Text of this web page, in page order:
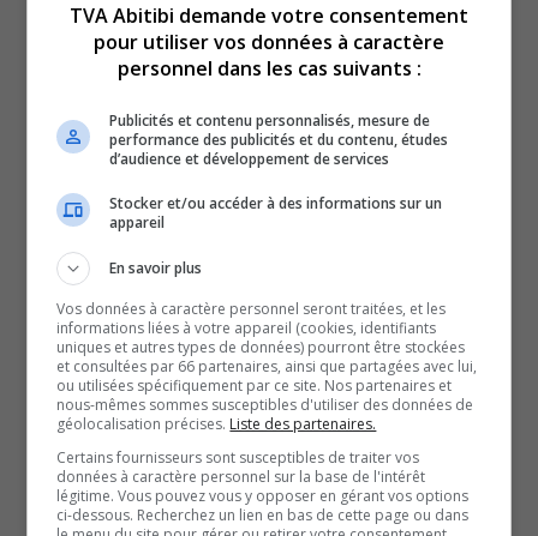
répondre aux exigences réglementaires des CPE et ainsi
être accréditées, explique Jocelyn Lévesque, le directeur
général de la SADC de Rouyn-Noranda.
Ces 48 625 dollars venant d’acteurs du milieu aideront
les familles de Rouyn-Noranda à trouver des places en
maire de la municipalité, Gilles Chapadeau.
Ce fonds vise aussi à pallier la fin, dans deux ans, du
Programme de l’expérience québécoise, le PEQ, qui
risque d’aggraver la pénurie d’éducatrices, mentionne la
directrice générale du Centre local de développement de
Rouyn-Noranda, Mariève Migneault.
Le Fonds Services de garde a été utilisé une première
fois en 2022, avec une soixantaine de milliers de dollars
qui ont permis la création et la conversion de 109 places
accréditées
TVA Abitibi demande votre consentement
pour utiliser vos données à caractère
personnel dans les cas suivants :
Publicités et contenu personnalisés, mesure de
performance des publicités et du contenu, études
d’audience et développement de services
Stocker et/ou accéder à des informations sur un
appareil
En savoir plus
Vos données à caractère personnel seront traitées, et les
informations liées à votre appareil (cookies, identifiants
uniques et autres types de données) pourront être stockées
et consultées par 66 partenaires, ainsi que partagées avec lui,
ou utilisées spécifiquement par ce site. Nos partenaires et
nous-mêmes sommes susceptibles d'utiliser des données de
géolocalisation précises. Liste des partenaires.
Certains fournisseurs sont susceptibles de traiter vos
données à caractère personnel sur la base de l'intérêt
légitime. Vous pouvez vous y opposer en gérant vos options
ci-dessous. Recherchez un lien en bas de cette page ou dans